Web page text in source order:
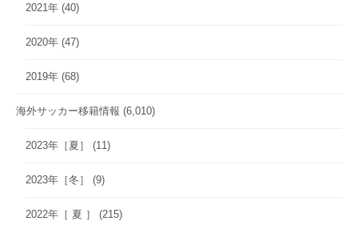
2021年 (40)
2020年 (47)
2019年 (68)
海外サッカー移籍情報 (6,010)
2023年［夏］ (11)
2023年［冬］ (9)
2022年［ 夏 ］ (215)